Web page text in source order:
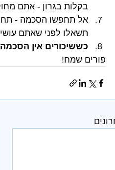
בקלות בגרון - אתם
אל תחפשו הסכמה -
תשאלו לפני שאתם
כששיכורים אין
פורים שמח!